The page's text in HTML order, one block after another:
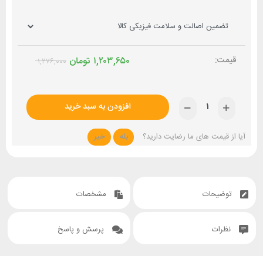
۱,۲۷۶,۰۰۰ تومان ۱,۲۰۳,۶۵۰
افزودن به سبد خرید
آیا از قیمت های ما رضایت دارید؟ بله خیر
توضیحات مشخصات
نظرات پرسش و پاسخ